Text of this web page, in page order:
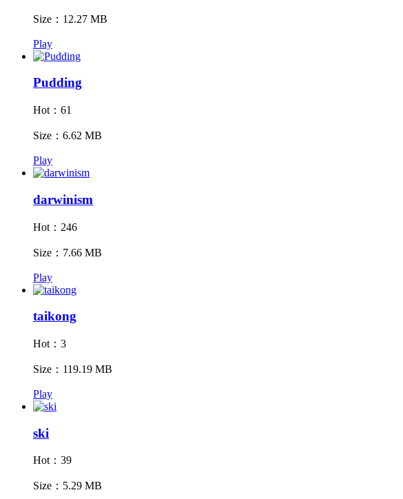
Size：12.27 MB
Play
Pudding
Hot：61
Size：6.62 MB
Play
darwinism
Hot：246
Size：7.66 MB
Play
taikong
Hot：3
Size：119.19 MB
Play
ski
Hot：39
Size：5.29 MB